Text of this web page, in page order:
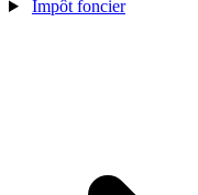
Impôt foncier